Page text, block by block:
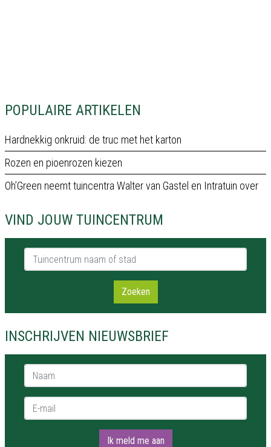
POPULAIRE ARTIKELEN
Hardnekkig onkruid: de truc met het karton
Rozen en pioenrozen kiezen
Oh’Green neemt tuincentra Walter van Gastel en Intratuin over
VIND JOUW TUINCENTRUM
Tuincentrum naam of stad
Zoeken
INSCHRIJVEN NIEUWSBRIEF
Naam *
E-mail *
Ik meld me aan